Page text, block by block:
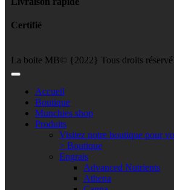
Certifié
La boite MB© {2022} Tous droits réservé!
Accueil
Boutique
Munchies shop
Produits
Visitez notre boutique pour
> Boutique
Engrais
Advanced Nutrients
Athena